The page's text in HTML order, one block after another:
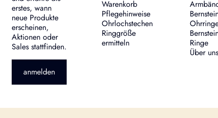
erstes, wann
neue Produkte
erscheinen,
Aktionen oder
Sales stattfinden.
anmelden
Warenkorb
Pflegehinweise
Ohrlochstechen
Ringgröße
ermitteln
Ringe
Über uns